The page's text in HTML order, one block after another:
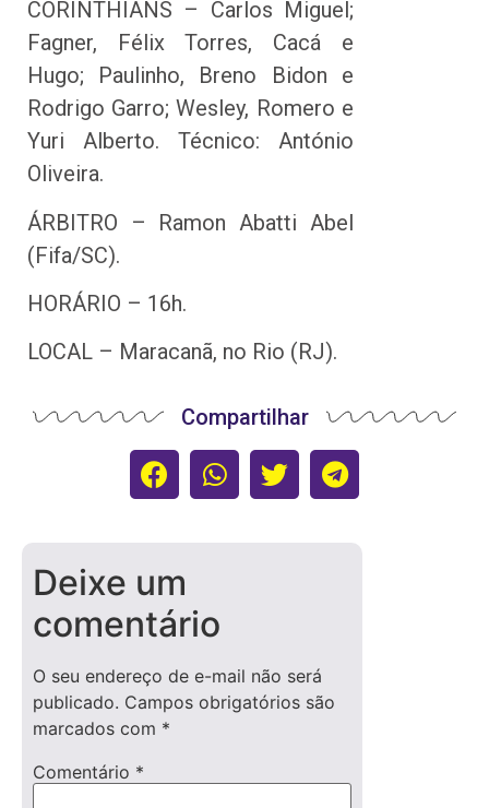
CORINTHIANS – Carlos Miguel;
Fagner, Félix Torres, Cacá e
Hugo; Paulinho, Breno Bidon e
Rodrigo Garro; Wesley, Romero e
Yuri Alberto. Técnico: António
Oliveira.
ÁRBITRO – Ramon Abatti Abel
(Fifa/SC).
HORÁRIO – 16h.
LOCAL – Maracanã, no Rio (RJ).
Compartilhar
Deixe um
comentário
O seu endereço de e-mail não será
publicado. Campos obrigatórios são
marcados com *
Comentário *